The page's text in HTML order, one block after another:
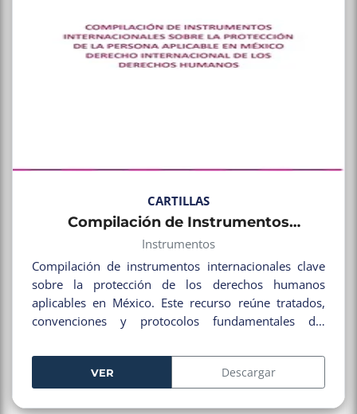
CARTILLAS
Compilación de Instrumentos
Internacionales sobre la Protección de
la Persona Aplicable en México
Derecho Internacional de los Derechos
humanos
Instrumentos
Compilación de instrumentos internacionales clave
sobre la protección de los derechos humanos
aplicables en México. Este recurso reúne tratados,
convenciones y protocolos fundamentales del
establecen obligaciones y estándares para la
protección de la dignidad, libertad y seguridad de las
VER Descargar